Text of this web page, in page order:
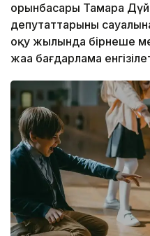
орынбасары Тамара
депутаттарының
оқу жылында бірнеше
жаңа бағдарлама